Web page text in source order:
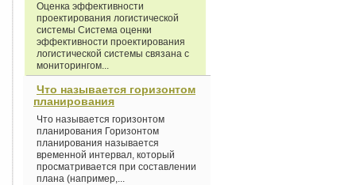
Оценка эффективности
проектирования логистической
системы Система оценки
эффективности проектирования
логистической системы связана с
мониторингом...
Что называется горизонтом
планирования
Что называется горизонтом
планирования Горизонтом
планирования называется
временной интервал, который
просматривается при составлении
плана (например,...